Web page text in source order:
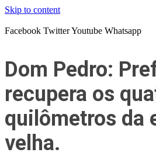
Skip to content
Facebook TwitterYoutube Whatsapp
Dom Pedro:
recupera os
quilômetros da
velha.